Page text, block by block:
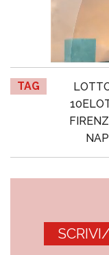
TAG